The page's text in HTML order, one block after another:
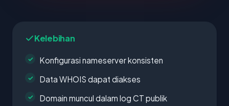
Kelebihan
Konfigurasi nameserver konsisten
Data WHOIS dapat diakses
Domain muncul dalam log CT publik